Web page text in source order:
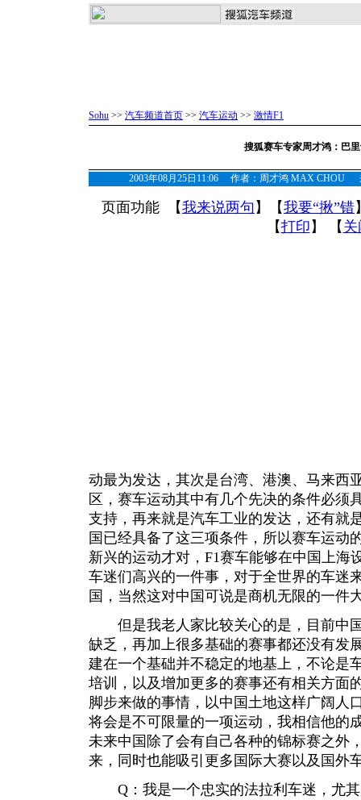
Sohu >> 汽车频道首页 >> 汽车运动 >> 激情F1
搜狐赛车专家周才鸿：巴
2003年08月25日11:06 作者：周才鸿 MAX CHOU
页面功能 【我来说两句 】【我要“揪”错
【打印 】 【 关
动最为发达，其次是台湾、港澳、马来西
区，赛车运动其中有几个先决的条件必须
支持，再来就是汽车工业的发达，还有就
国已经具备了这三项条件，所以赛车运动
新兴的运动才对，F1赛车能够在中国上海
车迷们高兴的一件事，对于全世界的车迷
国，当然这对中国可说是商机无限的一件
但是我老人家比较关心的是，目前中
缺乏，再加上很多基础的赛事都还没有发
建在一个基础并不稳定的地基上，不论是
培训，以及增加更多的赛事还有相关方面
脚步来做的事情，以中国土地这样广阔人
将会是不可限量的一项运动，我相信他的
未来中国除了会有自己各种的锦标赛之外
来，同时也能吸引更多国际大赛以及国外
Q：我是一个忠实的法拉利车迷，尤其